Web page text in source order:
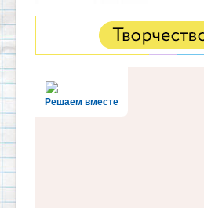
Решаем вместе